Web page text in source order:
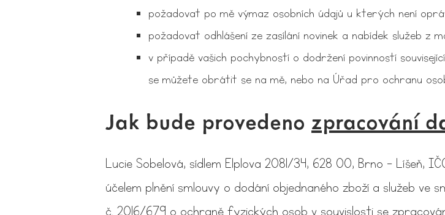
požadovat po mě výmaz osobních údajů u kterých není
požadovat odhlášení ze zasílání novinek a nabídek služeb z
v případě vašich pochybností o dodržení povinností
se můžete obrátit se na mě, nebo na Úřad pro ochranu
Jak bude provedeno zpracování
Lucie Sobelová, sídlem Elplova 2081/34, 628 00, Brno - Líšeň,
účelem plnění smlouvy o dodání objednaného zboží a služeb ve
č. 2016/679 o ochraně fyzických osob v souvislosti se